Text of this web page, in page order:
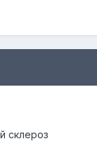
склероз